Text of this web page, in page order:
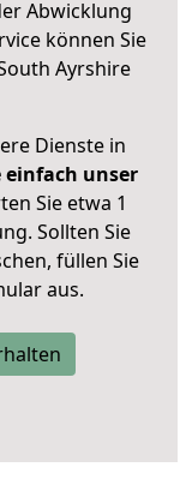
Abwicklung
können Sie
Ayrshire
Dienste in
einfach unser
Sie etwa 1
Sollten Sie
füllen Sie
aus.